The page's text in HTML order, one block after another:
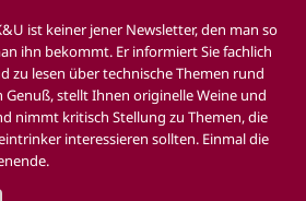
ist keiner jener Newsletter, den man so
ihn bekommt. Er informiert Sie fachlich
zu lesen über technische Themen rund
Genuß, stellt Ihnen originelle Weine und
nimmt kritisch Stellung zu Themen, die
interessieren sollten. Einmal die